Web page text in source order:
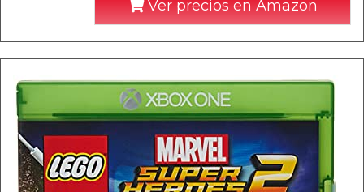
Ver precios en Amazon